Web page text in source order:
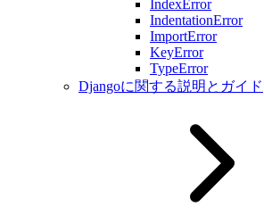
IndexError
IndentationError
ImportError
KeyError
TypeError
Djangoに関する説明とガイド